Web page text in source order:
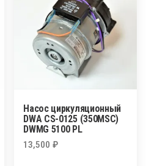
Насос циркуляционный
DWА СS-0125 (350MSC)
DWMG 5100 PL
13,500₽